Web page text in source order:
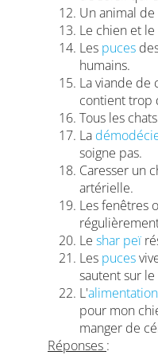
Un animal
Le chien et
Les puces
humains.
La viande de
contient trop
Tous les
La
soigne pas.
Caresser un
artérielle.
Les fenêtres
Le shar peï
Les puces
sautent sur
L'
pour mon
manger de
Réponses :